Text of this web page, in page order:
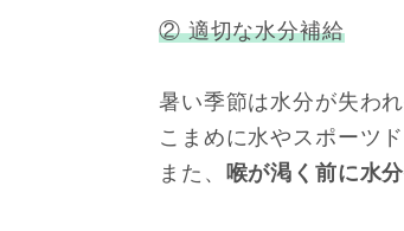
② 適切な水分補給
暑い季節は水分が失わ
こまめに水やスポーツ
また、 喉が渇く前に水